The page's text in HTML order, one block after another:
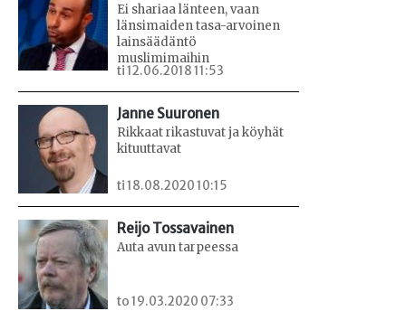
Ei shariaa länteen, vaan
länsimaiden tasa-arvoinen
lainsäädäntö
muslimimaihin
ti 12.06.2018 11:53
Janne Suuronen
Rikkaat rikastuvat ja köyhät
kituuttavat
ti 18.08.2020 10:15
Reijo Tossavainen
Auta avun tarpeessa
to 19.03.2020 07:33